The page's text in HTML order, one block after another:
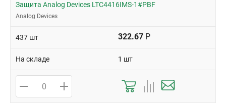
Защита Analog Devices LTC4416IMS-1#PBF
Analog Devices
437 шт 322.67 Р
На складе 1 шт